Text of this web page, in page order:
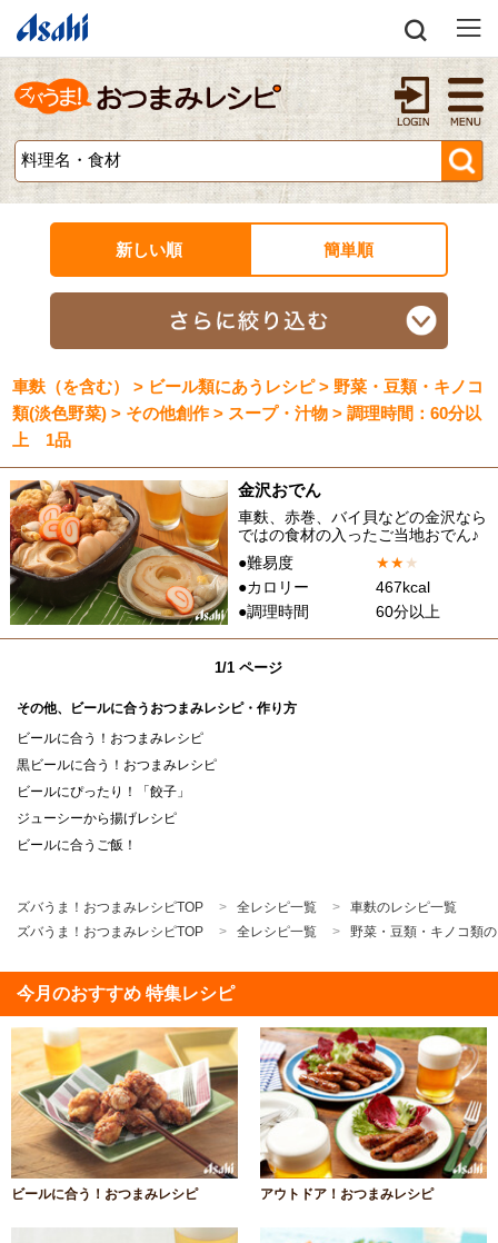
新しい順 簡単順
車麩（を含む） > ビール類にあうレシピ > 野菜・豆類・キノコ
類(淡色野菜) > その他創作 > スープ・汁物 > 調理時間：60分以
上 1品
金沢おでん
車麩、赤巻、バイ貝などの金沢なら
ではの食材の入ったご当地おでん♪
●難易度
★★★
●カロリー
467kcal
●調理時間
60分以上
1/1 ページ
その他、ビールに合うおつまみレシピ・作り方
ビールに合う！おつまみレシピ
黒ビールに合う！おつまみレシピ
ビールにぴったり！「餃子」
ジューシーから揚げレシピ
ビールに合うご飯！
ズバうま！おつまみレシピTOP 全レシピ一覧
車麩のレシピ一覧
ズバうま！おつまみレシピTOP
全レシピ一覧 野菜・豆類・キノコ類
今月のおすすめ 特集レシピ
ビールに合う！おつまみレシピ アウトドア！おつまみレシピ